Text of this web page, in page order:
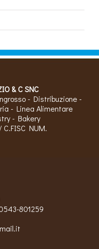
& C SNC
- Distribuzione -
- Linea Alimentare
- Bakery
C.FISC NUM.
801259